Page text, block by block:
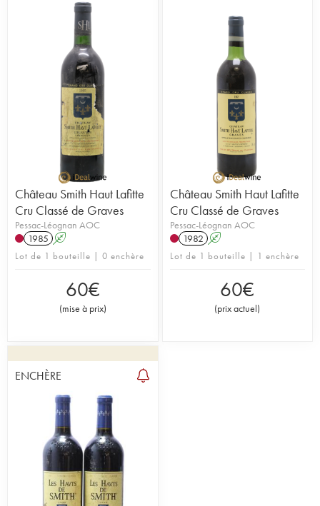
Château Smith Haut Lafitte
Cru Classé de Graves
Pessac-Léognan AOC
1985 A
Lot de 1 bouteille | 0 enchère
60€
(mise à prix)
Château Smith Haut Lafitte
Cru Classé de Graves
Pessac-Léognan AOC
1982 A
Lot de 1 bouteille | 1 enchère
60€
(prix actuel)
ENCHÈRE